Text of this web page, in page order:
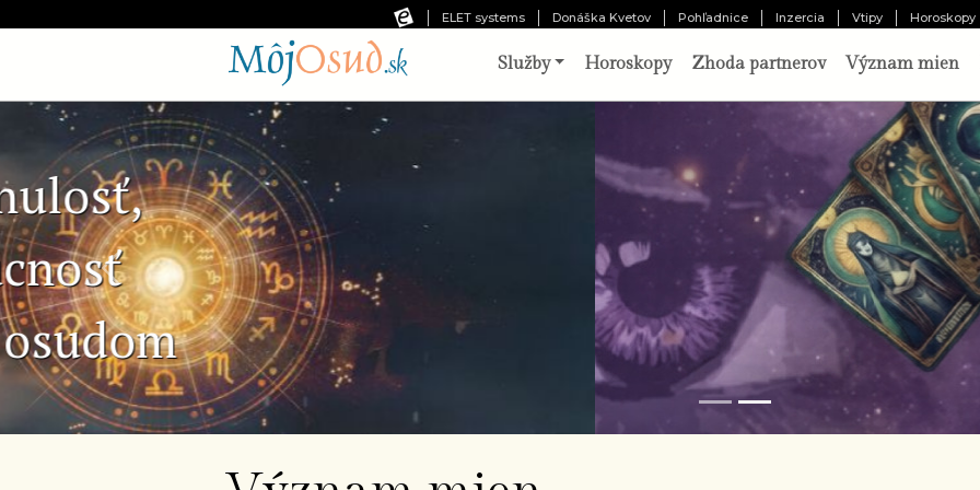
ELET systems Donáška Kvetov Pohľadnice Inzercia Vtipy Horoskopy
Služby Horoskopy Zhoda partnerov Význam mien
Čo vám pripravil osud?
Nechajte tri karty prehovoriť o vašej minulosti,
prítomnosti a budúcnosti. Výklad pripravený
Odhaliť
Predchádzajúca snímka